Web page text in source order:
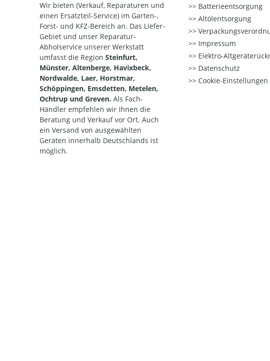
Wir bieten (Verkauf, Reparaturen und
einen Ersatzteil-Service) im Garten-,
Forst- und KFZ-Bereich an. Das Liefer-
Gebiet und unser Reparatur-
Abholservice unserer Werkstatt
umfasst die Region Steinfurt,
Münster, Altenberge, Havixbeck,
Nordwalde, Laer, Horstmar,
Schöppingen, Emsdetten, Metelen,
Ochtrup und Greven. Als Fach-
Händler empfehlen wir Ihnen die
Beratung und Verkauf vor Ort. Auch
ein Versand von ausgewählten
Geräten innerhalb Deutschlands ist
möglich.
Batterieentsorgung
Altölentsorgung
Impressum
Elektro-
Datenschutz
Cookie-Einstellungen